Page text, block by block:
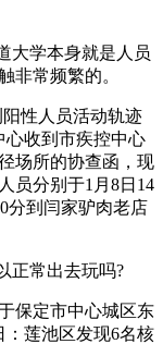
大学本身就是人员
非常频繁的。
阳性人员活动轨迹
心收到市疾控中心
场所的协查函，现
员分别于1月8日14
分到闫家驴肉老店
正常出去玩吗?
保定市中心城区东
：莲池区发现6名核